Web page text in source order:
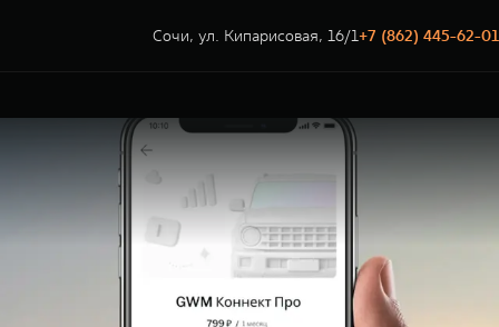
Сочи, ул. Кипарисовая, 16/1+7 (862) 445-62-01